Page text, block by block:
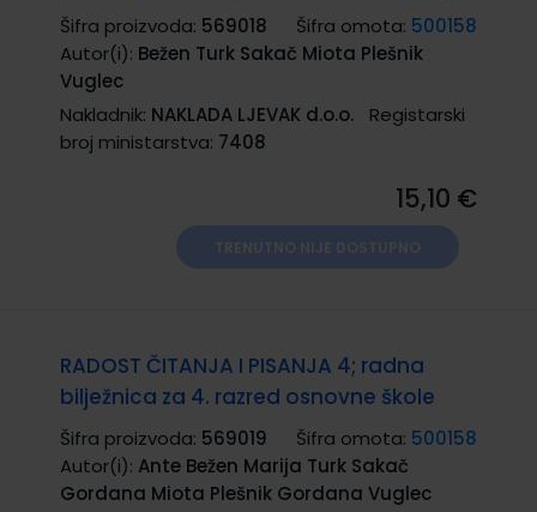
Šifra proizvoda: 569018 Šifra omota: 500158
Autor(i): Bežen Turk Sakač Miota Plešnik
Vuglec
Nakladnik: NAKLADA LJEVAK d.o.o.
Registarski
broj ministarstva: 7408
15,10 €
RADOST ČITANJA I PISANJA 4; radna
bilježnica za 4. razred osnovne škole
Šifra proizvoda: 569019 Šifra omota: 500158
Autor(i): Ante Bežen Marija Turk Sakač
Gordana Miota Plešnik Gordana Vuglec